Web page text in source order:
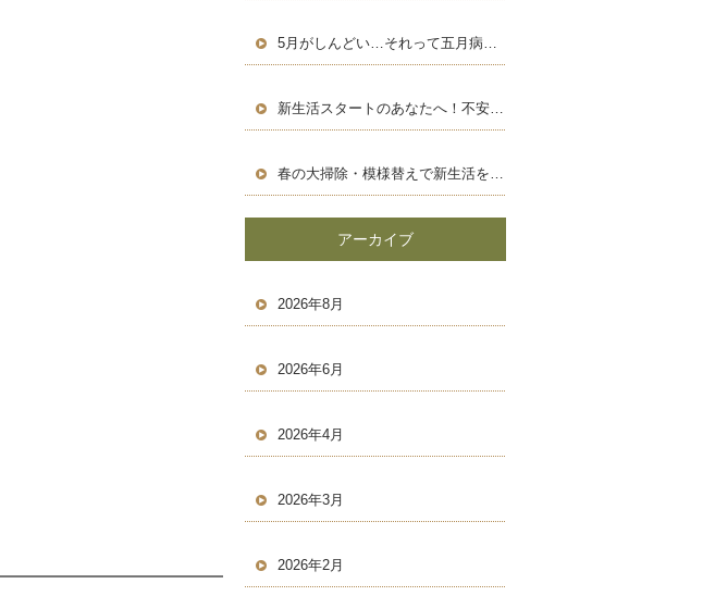
5月がしんどい…それって五月病かも？働く人のためのセルフケア術
新生活スタートのあなたへ！不安を自信に変える、新しい環境での過ごし方
春の大掃除・模様替えで新生活を気持ちよくスタートしよう！
アーカイブ
2026年8月
2026年6月
2026年4月
2026年3月
2026年2月